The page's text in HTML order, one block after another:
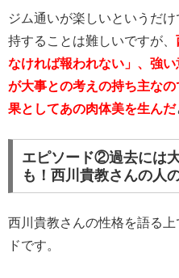
ジム通いが楽しいというだ
持することは難しいですが、
なければ報われない」、強
が大事との考えの持ち主な
果としてあの肉体美を生んだ
エピソード②過去には
も！西川貴教さんの人
西川貴教さんの性格を語る
ドです。